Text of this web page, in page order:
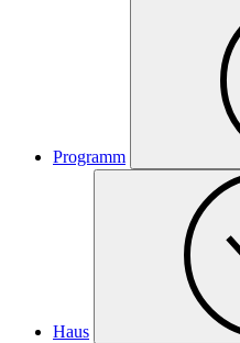
Programm
Haus